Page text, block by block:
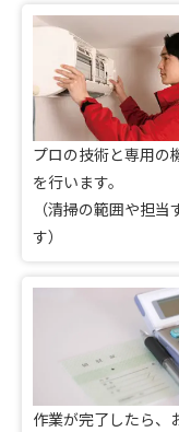
プロの技術と専用の
を行います。
（清掃の範囲や担
す）
作業が完了したら、